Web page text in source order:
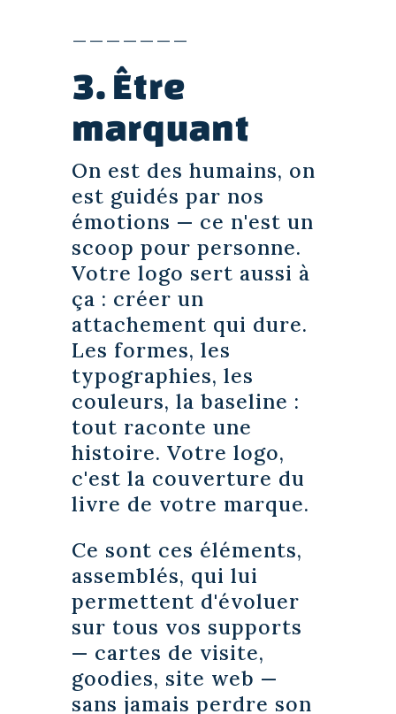
3. Être
marquant
On est des humains, on
est guidés par nos
émotions — ce n'est un
scoop pour personne.
Votre logo sert aussi à
ça : créer un
attachement qui dure.
Les formes, les
typographies, les
couleurs, la baseline :
tout raconte une
histoire. Votre logo,
c'est la couverture du
livre de votre marque.
Ce sont ces éléments,
assemblés, qui lui
permettent d'évoluer
sur tous vos supports
— cartes de visite,
goodies, site web —
sans jamais perdre son